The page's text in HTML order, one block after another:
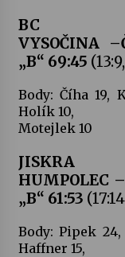
Želiv
BC
VYSOČINA
„B“ 69:45
Body: Číha 19,
Holík 10,
Motejlek 10
JISKRA
HUMPOLEC
„B“ 61:53
Body: Pipek
Haffner 15,